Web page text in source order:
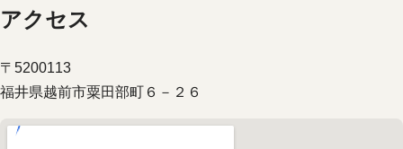
アクセス
〒5200113
福井県越前市粟田部町６－２６